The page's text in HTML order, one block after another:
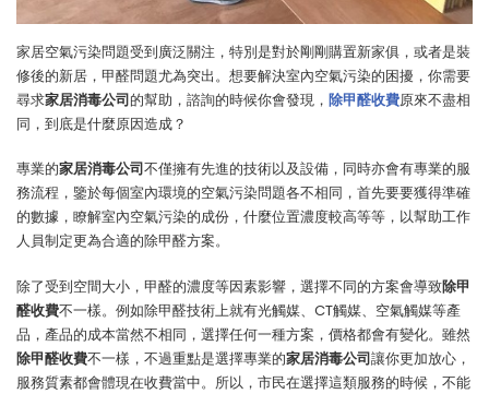
家居空氣污染問題受到廣泛關注，特別是對於剛剛購置新家俱，或者是裝
修後的新居，甲醛問題尤為突出。想要解決室內空氣污染的困擾，你需要
尋求家居消毒公司的幫助，諮詢的時候你會發現， 除甲醛收費原來不盡相
同，到底是什麼原因造成？
專業的家居消毒公司不僅擁有先進的技術以及設備，同時亦會有專業的服
務流程，鑒於每個室內環境的空氣污染問題各不相同，首先要要獲得準確
的數據，瞭解室內空氣污染的成份，什麼位置濃度較高等等，以幫助工作
人員制定更為合適的除甲醛方案。
除了受到空間大小，甲醛的濃度等因素影響，選擇不同的方案會導致除甲
醛收費不一樣。例如除甲醛技術上就有光觸媒、CT觸媒、空氣觸媒等產
品，產品的成本當然不相同，選擇任何一種方案，價格都會有變化。雖然
除甲醛收費不一樣，不過重點是選擇專業的家居消毒公司讓你更加放心，
服務質素都會體現在收費當中。所以，市民在選擇這類服務的時候，不能